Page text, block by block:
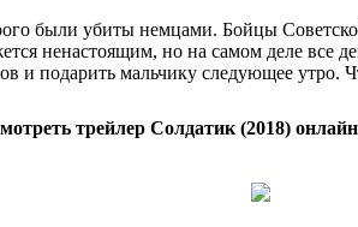
были убиты немцами. Бойцы
ненастоящим, но на самом деле все
и подарить мальчику следующее утро.
трейлер Солдатик (2018)